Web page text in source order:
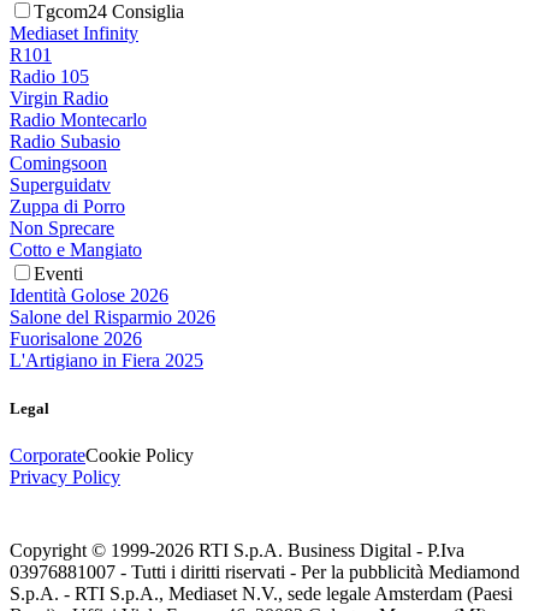
Tgcom24 Consiglia
Mediaset Infinity
R101
Radio 105
Virgin Radio
Radio Montecarlo
Radio Subasio
Comingsoon
Superguidatv
Zuppa di Porro
Non Sprecare
Cotto e Mangiato
Eventi
Identità Golose 2026
Salone del Risparmio 2026
Fuorisalone 2026
L'Artigiano in Fiera 2025
Legal
CorporateCookie Policy
Privacy Policy
Copyright © 1999-2026 RTI S.p.A. Business Digital - P.Iva
03976881007 - Tutti i diritti riservati - Per la pubblicità Mediamond
S.p.A. - RTI S.p.A., Mediaset N.V., sede legale Amsterdam (Paesi